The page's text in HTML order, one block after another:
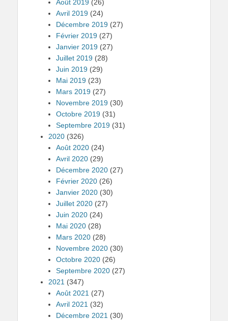
Août 2019 (26)
Avril 2019 (24)
Décembre 2019 (27)
Février 2019 (27)
Janvier 2019 (27)
Juillet 2019 (28)
Juin 2019 (29)
Mai 2019 (23)
Mars 2019 (27)
Novembre 2019 (30)
Octobre 2019 (31)
Septembre 2019 (31)
2020 (326)
Août 2020 (24)
Avril 2020 (29)
Décembre 2020 (27)
Février 2020 (26)
Janvier 2020 (30)
Juillet 2020 (27)
Juin 2020 (24)
Mai 2020 (28)
Mars 2020 (28)
Novembre 2020 (30)
Octobre 2020 (26)
Septembre 2020 (27)
2021 (347)
Août 2021 (27)
Avril 2021 (32)
Décembre 2021 (30)